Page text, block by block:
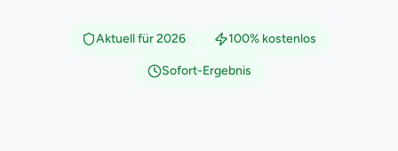
Aktuell für 2026 100% kostenlos
Sofort-Ergebnis